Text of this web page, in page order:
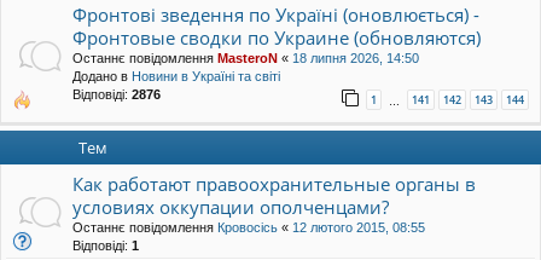
Фронтові зведення по Україні (оновлюється) -
Фронтовые сводки по Украине (обновляются)
Останнє повідомлення MasteroN « 18 липня 2026, 14:50
Додано в Новини в Україні та світі
Відповіді: 2876 1 141 142 143 144
Тем
Как работают правоохранительные органы в
условиях оккупации ополченцами?
Останнє повідомлення Кровосісь « 12 лютого 2015, 08:55
Відповіді: 1